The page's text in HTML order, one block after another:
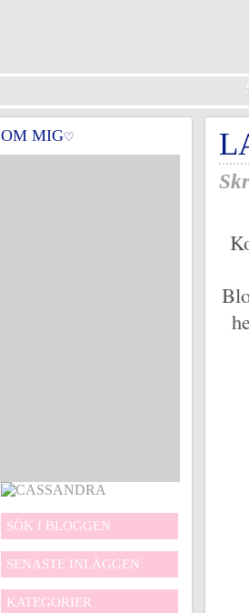
OM MIG♡
SÖK I BLOGGEN
SENASTE INLÄGGEN
KATEGORIER